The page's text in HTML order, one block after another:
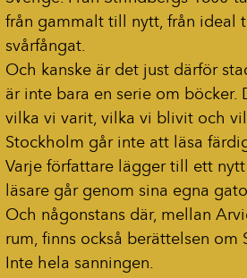
från gammalt till nytt, från ideal
svårfångat.
Och kanske är det just därför
är inte bara en serie om
vilka vi varit, vilka vi blivit och
Stockholm går inte att läsa
Varje författare lägger till ett nytt
läsare går genom sina egna
Och någonstans där, mellan
rum, finns också berättelsen om
Inte hela sanningen.